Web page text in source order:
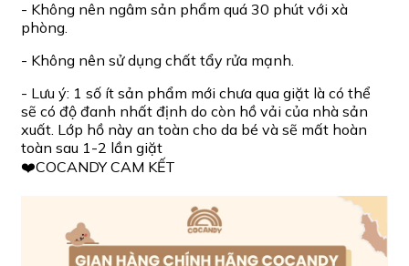
- Không nên ngâm sản phẩm quá 30 phút với xà
phòng.
- Không nên sử dụng chất tẩy rửa mạnh.
- Lưu ý: 1 số ít sản phẩm mới chưa qua giặt là có thể
sẽ có độ đanh nhất định do còn hồ vải của nhà sản
xuất. Lớp hồ này an toàn cho da bé và sẽ mất hoàn
toàn sau 1-2 lần giặt
❤️COCANDY CAM KẾT